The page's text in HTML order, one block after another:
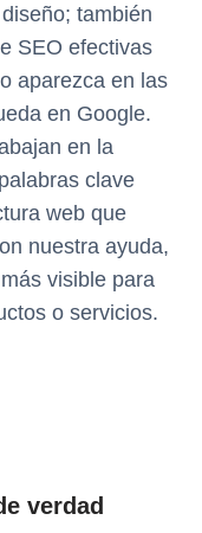
también
SEO efectivas
aparezca en las
en Google.
en la
clave
web que
nuestra ayuda,
visible para
o servicios.
verdad